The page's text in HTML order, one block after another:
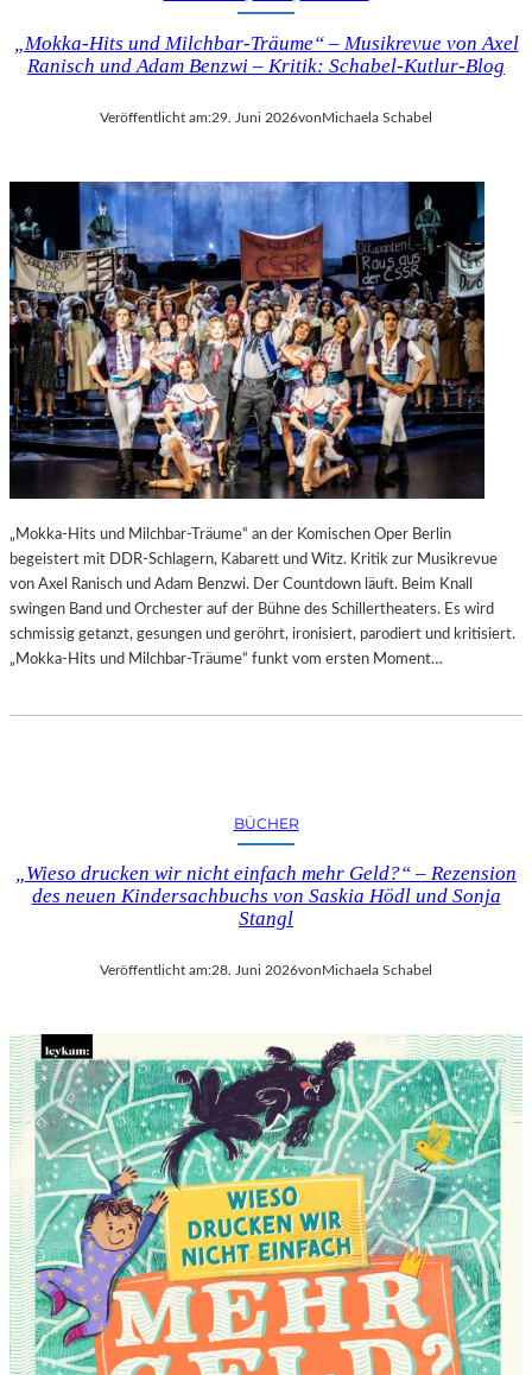
„Mokka-Hits und Milchbar-Träume“ – Musikrevue von Axel
Ranisch und Adam Benzwi – Kritik: Schabel-Kutlur-Blog
Veröffentlicht am:29. Juni 2026vonMichaela Schabel
„Mokka-Hits und Milchbar-Träume“ an der Komischen Oper Berlin
begeistert mit DDR-Schlagern, Kabarett und Witz. Kritik zur Musikrevue
von Axel Ranisch und Adam Benzwi. Der Countdown läuft. Beim Knall
swingen Band und Orchester auf der Bühne des Schillertheaters. Es wird
schmissig getanzt, gesungen und geröhrt, ironisiert, parodiert und kritisiert.
„Mokka-Hits und Milchbar-Träume“ funkt vom ersten Moment…
BÜCHER
„Wieso drucken wir nicht einfach mehr Geld?“ – Rezension
des neuen Kindersachbuchs von Saskia Hödl und Sonja
Stangl
Veröffentlicht am:28. Juni 2026von Michaela Schabel